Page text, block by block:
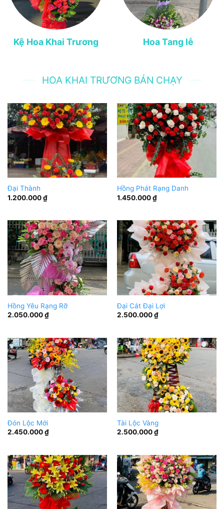
Kệ Hoa Khai Trương Hoa Tang lễ
HOA KHAI TRƯƠNG BÁN CHẠY
Đại Thành
1.200.000₫
Hồng Phát Rạng Danh
1.450.000₫
Hồng Yêu Rạng Rỡ
2.050.000₫
Đại Cát Đại Lợi
2.500.000₫
Đón Lộc Mới
2.450.000₫
Tài Lộc Vàng
2.500.000₫